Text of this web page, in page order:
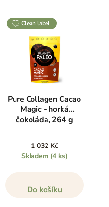
clean label
Pure Collagen Cacao
Magic - horká
čokoláda, 264 g
1 032 Kč
Skladem (4 ks)
Do košíku